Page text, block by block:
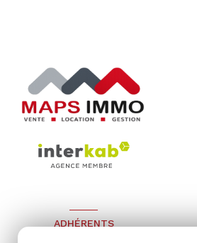
ADHÉRENTS